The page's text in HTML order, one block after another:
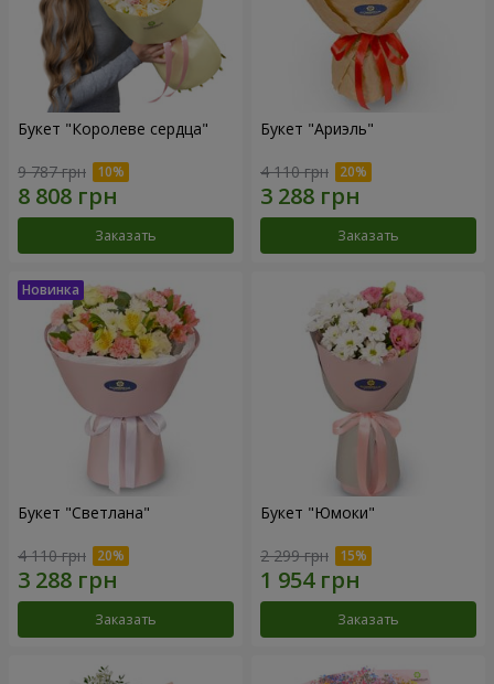
Букет "Королеве сердца"
9 787 грн
Заказать
Букет "Ариэль"
4 110 грн
Заказать
Букет "Светлана"
4 110 грн
Заказать
Букет "Юмоки"
2 299 грн
Заказать